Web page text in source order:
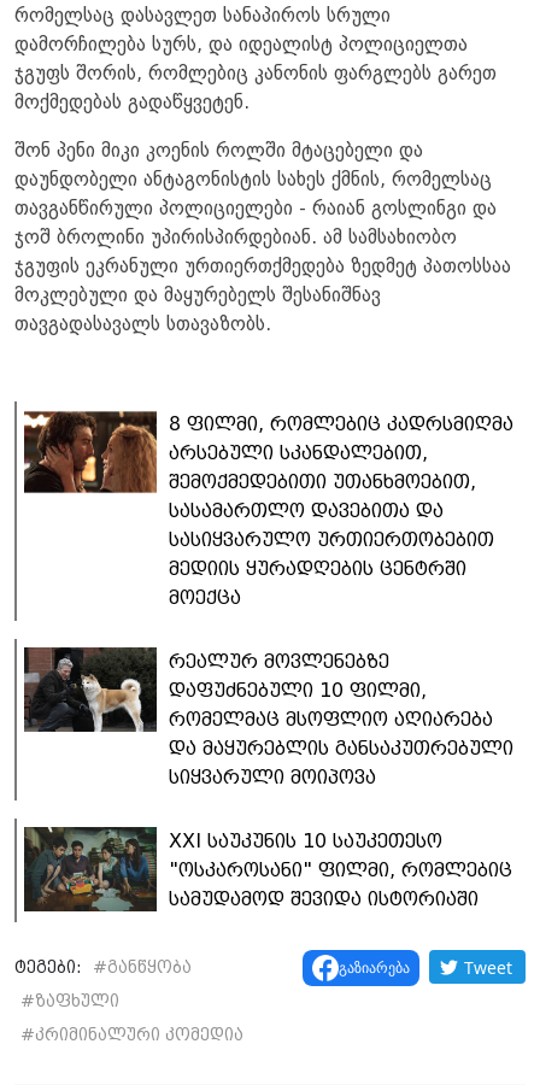
რომელსაც დასავლეთ სანაპიროს სრული
დამორჩილება სურს, და იდეალისტ პოლიციელთა
ჯგუფს შორის, რომლებიც კანონის ფარგლებს გარეთ
მოქმედებას გადაწყვეტენ.
შონ პენი მიკი კოენის როლში მტაცებელი და
დაუნდობელი ანტაგონისტის სახეს ქმნის, რომელსაც
თავგანწირული პოლიციელები - რაიან გოსლინგი და
ჯოშ ბროლინი უპირისპირდებიან. ამ სამსახიობო
ჯგუფის ეკრანული ურთიერთქმედება ზედმეტ პათოსსაა
მოკლებული და მაყურებელს შესანიშნავ
თავგადასავალს სთავაზობს.
8 ფილმი, რომლებიც კადრსმიღმა
არსებული სკანდალებით,
შემოქმედებითი უთანხმოებით,
სასამართლო დავებითა და
სასიყვარულო ურთიერთობებით
მედიის ყურადღების ცენტრში
მოექცა
რეალურ მოვლენებზე
დაფუძნებული 10 ფილმი,
რომელმაც მსოფლიო აღიარება
და მაყურებლის განსაკუთრებული
სიყვარული მოიპოვა
XXI საუკუნის 10 საუკეთესო
"ოსკაროსანი" ფილმი, რომლებიც
სამუდამოდ შევიდა ისტორიაში
ტეგები: #განწყობა
#ზაფხული
#კრიმინალური კომედია
გაზიარება Tweet